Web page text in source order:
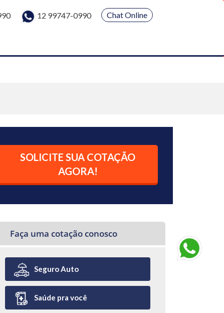
12 99747-0990 Chat Online
SOLICITE SUA COTAÇÃO
AGORA!
Faça uma cotação conosco
Seguro Auto
Saúde pra você